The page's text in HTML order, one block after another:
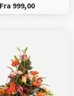
Fra 999,00